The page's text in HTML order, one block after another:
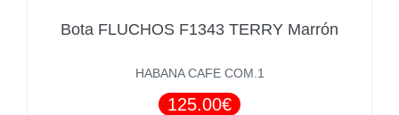
Bota FLUCHOS F1343 TERRY Marrón
HABANA CAFE COM.1
125.00€